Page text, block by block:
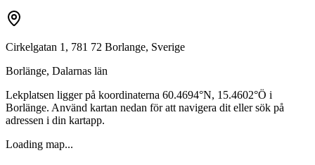
Cirkelgatan 1, 781 72 Borlange, Sverige
Borlänge, Dalarnas län
Lekplatsen ligger på koordinaterna 60.4694°N, 15.4602°Ö i
Borlänge. Använd kartan nedan för att navigera dit eller sök på
adressen i din kartapp.
Loading map...